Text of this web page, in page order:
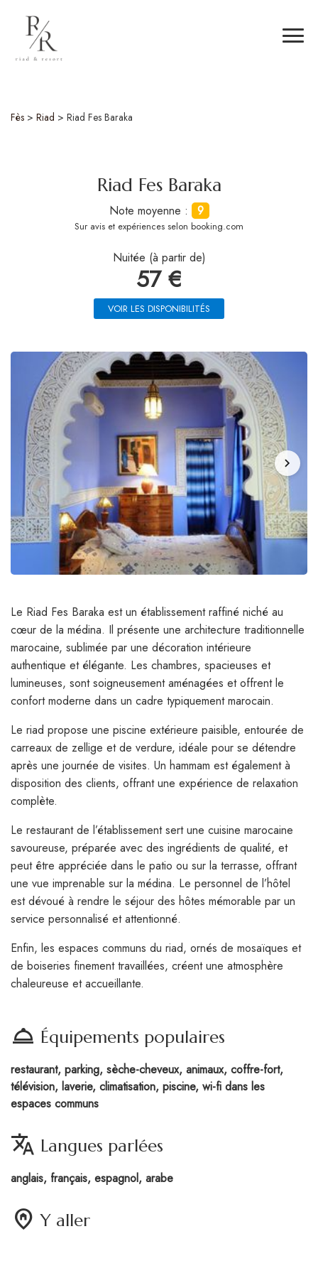
Fès > Riad > Riad Fes Baraka
Riad Fes Baraka
Note moyenne : 9
Sur avis et expériences selon booking.com
Nuitée (à partir de)
57 €
VOIR LES DISPONIBILITÉS
chevron_right
Le Riad Fes Baraka est un établissement raffiné niché au
cœur de la médina. Il présente une architecture traditionnelle
marocaine, sublimée par une décoration intérieure
authentique et élégante. Les chambres, spacieuses et
lumineuses, sont soigneusement aménagées et offrent le
confort moderne dans un cadre typiquement marocain.
Le riad propose une piscine extérieure paisible, entourée de
carreaux de zellige et de verdure, idéale pour se détendre
après une journée de visites. Un hammam est également à
disposition des clients, offrant une expérience de relaxation
complète.
Le restaurant de l’établissement sert une cuisine marocaine
savoureuse, préparée avec des ingrédients de qualité, et
peut être appréciée dans le patio ou sur la terrasse, offrant
une vue imprenable sur la médina. Le personnel de l’hôtel
est dévoué à rendre le séjour des hôtes mémorable par un
service personnalisé et attentionné.
Enfin, les espaces communs du riad, ornés de mosaïques et
de boiseries finement travaillées, créent une atmosphère
chaleureuse et accueillante.
room_service Équipements populaires
restaurant, parking, sèche-cheveux, animaux, coffre-fort,
télévision, laverie, climatisation, piscine, wi-fi dans les
espaces communs
translate Langues parlées
anglais, français, espagnol, arabe
home_pin Y aller